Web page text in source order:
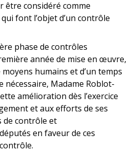
considéré comme
font l’objet d’un contrôle
phase de contrôles
année de mise en œuvre,
humains et d’un temps
Madame Roblot-
amélioration dès l’exercice
et aux efforts de ses
de contrôle et
en faveur de ces